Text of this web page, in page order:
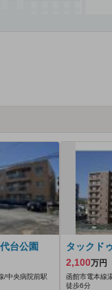
台公園
/中央病院前駅
タックド
2,100万円
函館市電本線
徒歩6分